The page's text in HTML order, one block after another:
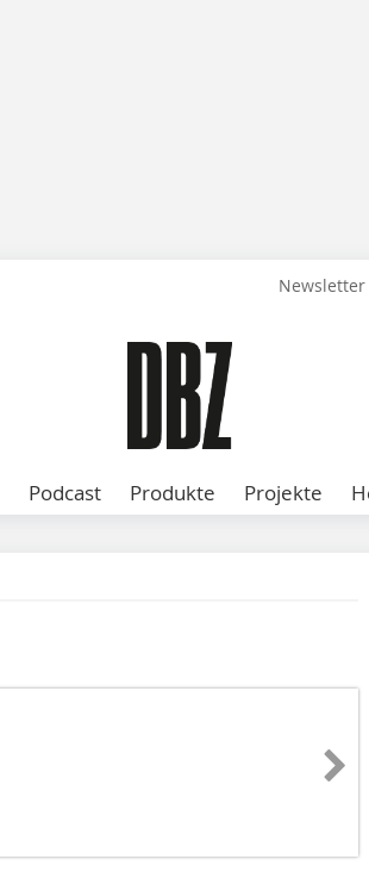
Podcast Produkte Projekte